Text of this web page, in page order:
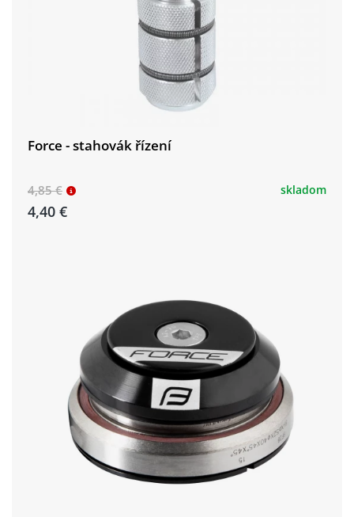
Force - stahovák řízení
4,85 €
4,40 €
skladom